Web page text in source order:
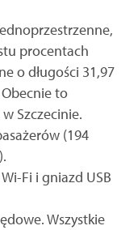
procentach
o długości 31,97
to
Szczecinie.
(194
Fi i gniazd USB
Wszystkie